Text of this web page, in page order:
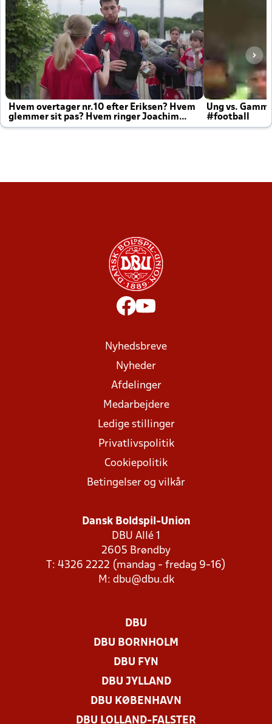
Hvem overtager nr.10 efter Eriksen? Hvem
glemmer sit pas? Hvem ringer Joachim
altid til efter kampe?
Ung vs.
#football
Nyhedsbreve
Nyheder
Afdelinger
Medarbejdere
Ledige stillinger
Privatlivspolitik
Cookiepolitik
Betingelser og vilkår
Dansk Boldspil-Union
DBU Allé 1
2605 Brøndby
T: 4326 2222 (mandag - fredag 9-16)
M: dbu@dbu.dk
DBU
DBU BORNHOLM
DBU FYN
DBU JYLLAND
DBU KØBENHAVN
DBU LOLLAND-FALSTER